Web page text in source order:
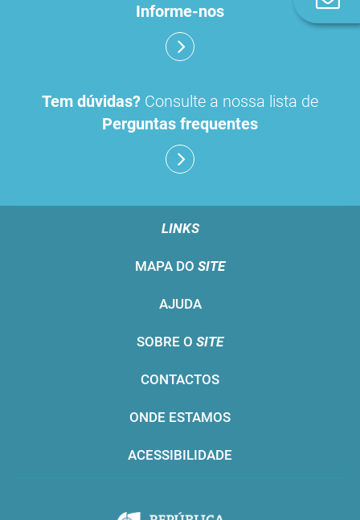
Informe-nos
Tem dúvidas? Consulte a nossa lista de
Perguntas frequentes
LINKS
MAPA DO SITE
AJUDA
SOBRE O SITE
CONTACTOS
ONDE ESTAMOS
ACESSIBILIDADE